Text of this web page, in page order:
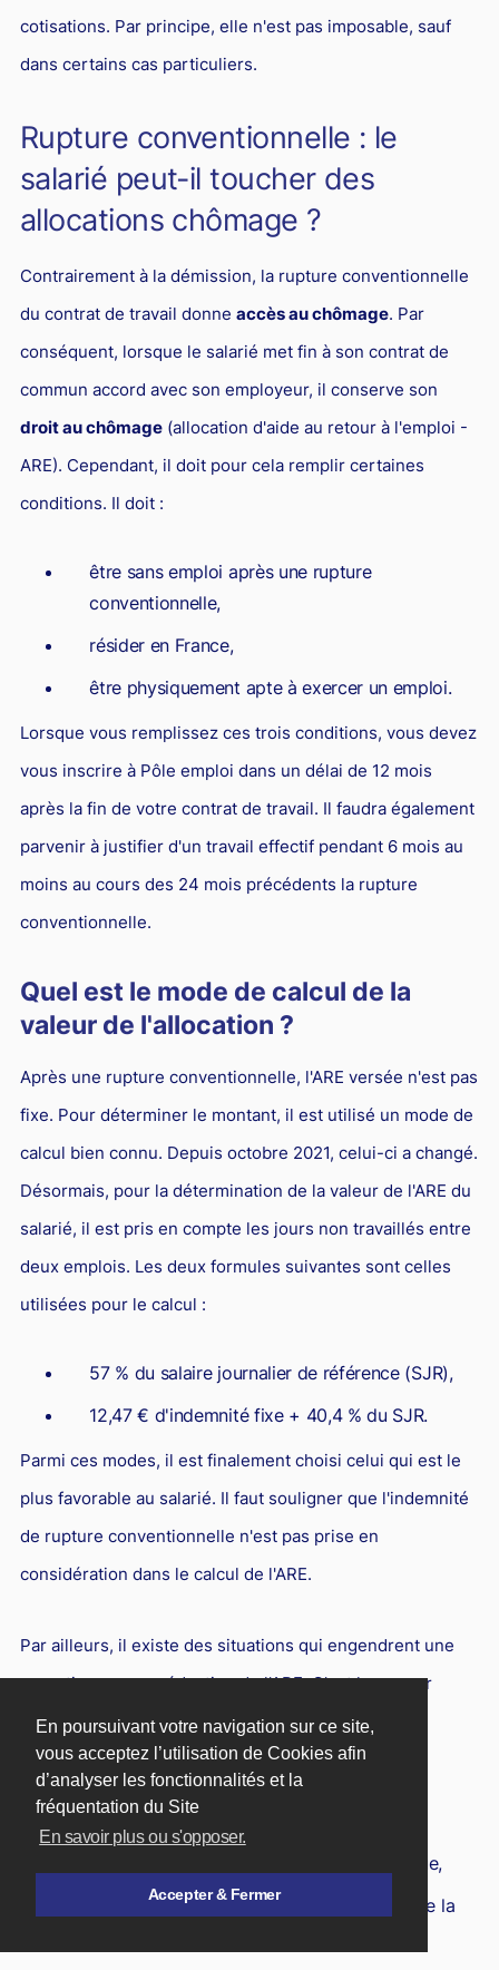
En poursuivant votre navigation sur ce site,
vous acceptez l’utilisation de Cookies afin
d’analyser les fonctionnalités et la
fréquentation du Site
En savoir plus ou s'opposer.
Accepter & Fermer
cotisations. Par principe, elle n'est pas imposable, sauf
dans certains cas particuliers.
Rupture conventionnelle : le
salarié peut-il toucher des
allocations chômage ?
Contrairement à la démission, la rupture conventionnelle
du contrat de travail donne accès au chômage. Par
conséquent, lorsque le salarié met fin à son contrat de
commun accord avec son employeur, il conserve son
droit au chômage(allocation d'aide au retour à l'emploi -
ARE). Cependant, il doit pour cela remplir certaines
conditions. Il doit :
être sans emploi après une rupture
conventionnelle,
résider en France,
être physiquement apte à exercer un emploi.
Lorsque vous remplissez ces trois conditions, vous devez
vous inscrire à Pôle emploi dans un délai de 12 mois
après la fin de votre contrat de travail. Il faudra également
parvenir à justifier d'un travail effectif pendant 6 mois au
moins au cours des 24 mois précédents la rupture
conventionnelle.
Quel est le mode de calcul de la
valeur de l'allocation ?
Après une rupture conventionnelle, l'ARE versée n'est pas
fixe. Pour déterminer le montant, il est utilisé un mode de
calcul bien connu. Depuis octobre 2021, celui-ci a changé.
Désormais, pour la détermination de la valeur de l'ARE du
salarié, il est pris en compte les jours non travaillés entre
deux emplois. Les deux formules suivantes sont celles
utilisées pour le calcul :
57 % du salaire journalier de référence (SJR),
12,47 € d'indemnité fixe + 40,4 % du SJR.
Parmi ces modes, il est finalement choisi celui qui est le
plus favorable au salarié. Il faut souligner que l'indemnité
de rupture conventionnelle n'est pas prise en
considération dans le calcul de l'ARE.
Par ailleurs, il existe des situations qui engendrent une
cessation ou une réduction de l'ARE. C'est le cas par
exemple de :
la reprise d'une activité, si elle n'est pas
cumulable avec l'ARE,
la signature d'un contrat de service civique,
le versement d'indemnités quotidiennes de la